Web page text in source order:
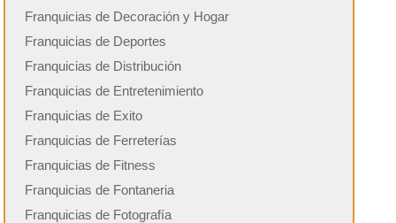
Franquicias de Decoración y Hogar
Franquicias de Deportes
Franquicias de Distribución
Franquicias de Entretenimiento
Franquicias de Exito
Franquicias de Ferreterías
Franquicias de Fitness
Franquicias de Fontaneria
Franquicias de Fotografía